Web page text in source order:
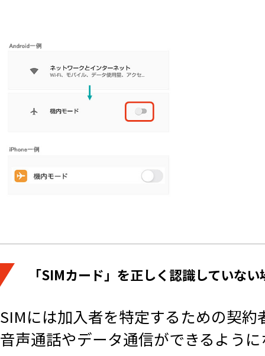
「SIMカード」を正しく認識していな
SIMには加入者を特定するための契
音声通話やデータ通信ができるよう